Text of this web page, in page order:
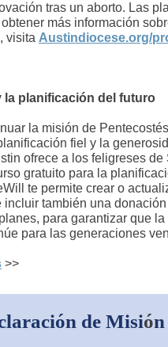
tras un aborto. Las
obtener más información
visita Austindiocese.org/
la planificación del futuro
la misión de Pentecostés
fiel y la
ofrece a los feligreses de
gratuito para la
te permite crear o
incluir también una
para garantizar que
para las generaciones
>>
de Misión